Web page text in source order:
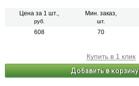
Цена за 1 шт.,
руб.
Мин. заказ,
шт.
608 70
Купить в 1 клик
Добавить в корзину